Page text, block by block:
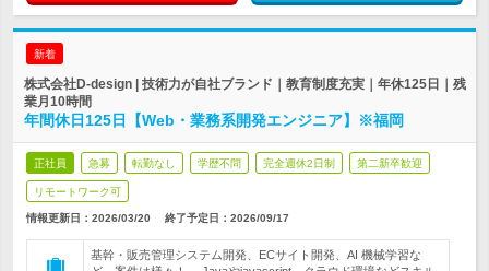
新着
株式会社D-design | 技術力が自社ブランド｜教育制度充実｜年休125日｜残
業月10時間
年間休日125日【Web・業務系開発エンジニア】※福岡
正社員 急募 転勤なし 学歴不問 完全週休2日制 第二新卒歓迎
リモートワーク可
情報更新日：2026/03/20 終了予定日： 2026/09/17
基幹・販売管理システム開発、ECサイト開発、AI 機械学習な